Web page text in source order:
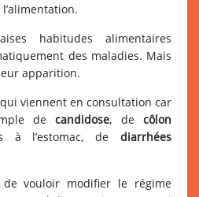
habitudes alimentaires
des maladies. Mais
apparition.
qui viennent en consultation car
decandidose, decôlon
à l’estomac, de diarrhées
vouloir modifier le régime